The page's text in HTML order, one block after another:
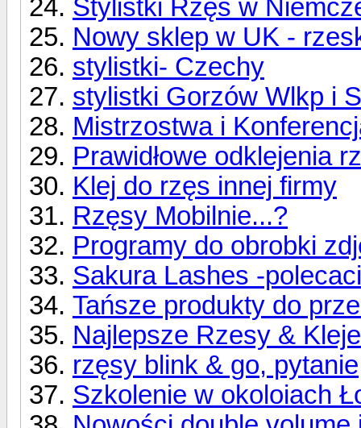
Stylistki Rzęs w
Nowy sklep w UK -
stylistki- Czechy
stylistki Gorzów Wlkp i
Mistrzostwa i
Prawidłowe odklejenia
Klej do rzęs innej firmy
Rzęsy Mobilnie...?
Programy do obrobki
Sakura Lashes -
Tańsze produkty do
Najlepsze Rzesy &
rzęsy blink & go,
Szkolenie w okoloiach